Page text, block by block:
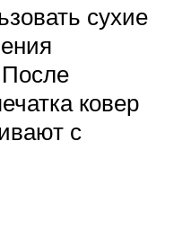
сухие
ковер
с